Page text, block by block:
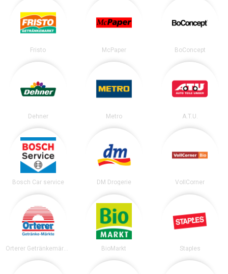
Fristo McPaper BoConcept
Dehner Metro A.T.U.
Bosch Car service DM Drogerie VollCorner
Orterer Getränkemärkte BioMarkt Staples